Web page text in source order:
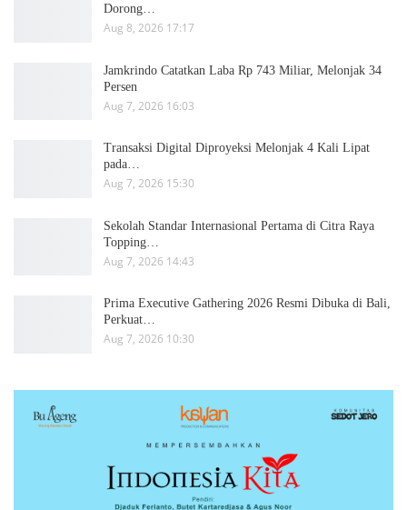
Dorong…
Aug 8, 2026 17:17
Jamkrindo Catatkan Laba Rp 743 Miliar, Melonjak 34
Persen
Aug 7, 2026 16:03
Transaksi Digital Diproyeksi Melonjak 4 Kali Lipat
pada…
Aug 7, 2026 15:30
Sekolah Standar Internasional Pertama di Citra Raya
Topping…
Aug 7, 2026 14:43
Prima Executive Gathering 2026 Resmi Dibuka di Bali,
Perkuat…
Aug 7, 2026 10:30